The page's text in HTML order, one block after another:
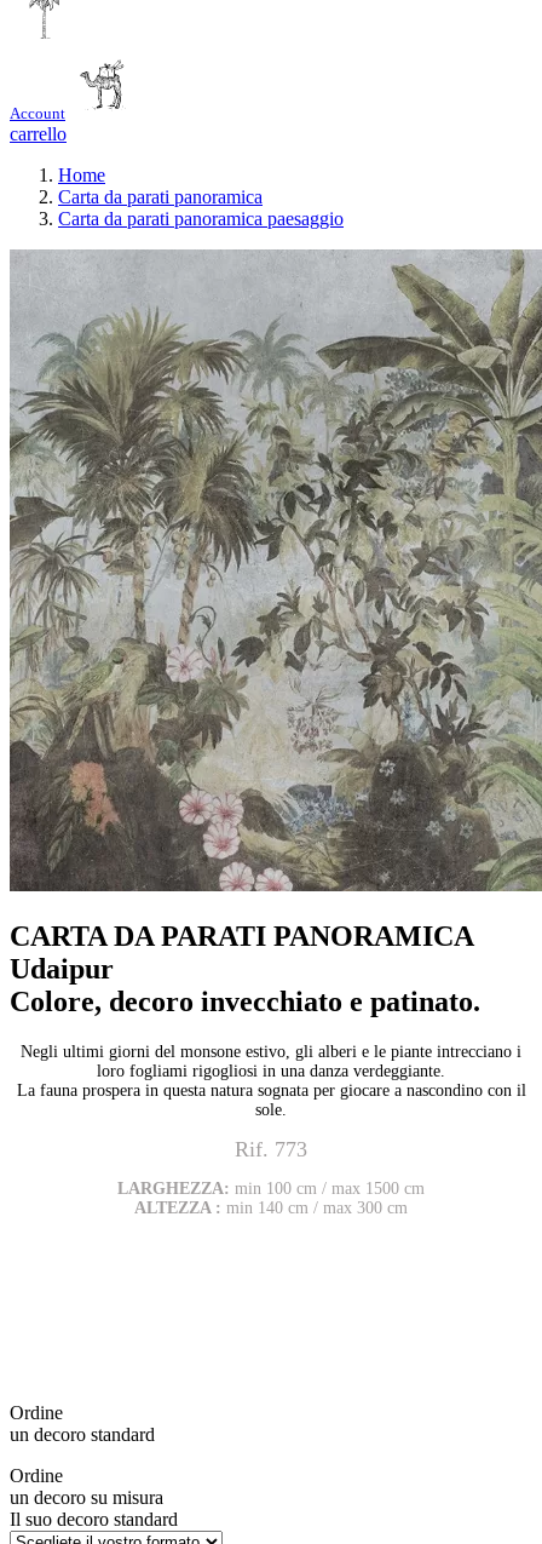
Account
carrello
Home
Carta da parati panoramica
Carta da parati panoramica paesaggio
CARTA DA PARATI PANORAMICA
Udaipur
Colore, decoro invecchiato e patinato.
Negli ultimi giorni del monsone estivo, gli alberi e le piante intrecciano i
loro fogliami rigogliosi in una danza verdeggiante.
La fauna prospera in questa natura sognata per giocare a nascondino con il
sole.
Rif. 773
LARGHEZZA: min 100 cm / max 1500 cm
ALTEZZA : min 140 cm / max 300 cm
Ordine
un decoro standard
Ordine
un decoro su misura
Il suo decoro standard